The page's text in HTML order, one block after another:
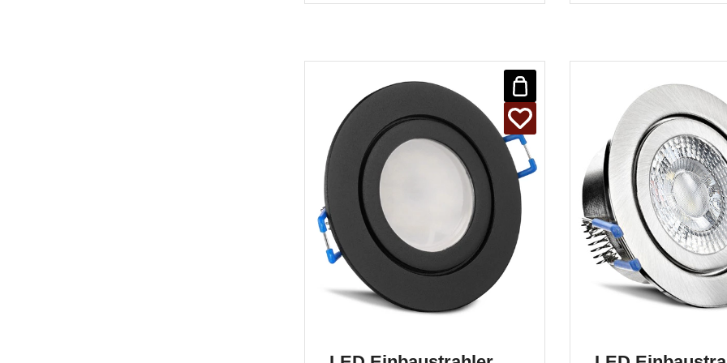
Einbau
Einbau